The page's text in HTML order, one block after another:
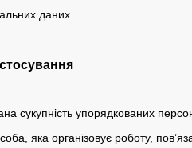
даних
сукупність упорядкованих
яка організовує роботу,